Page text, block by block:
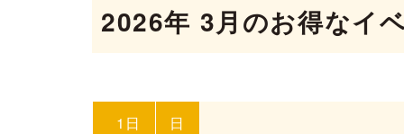
2026年 3月のお得なイ
1日 日